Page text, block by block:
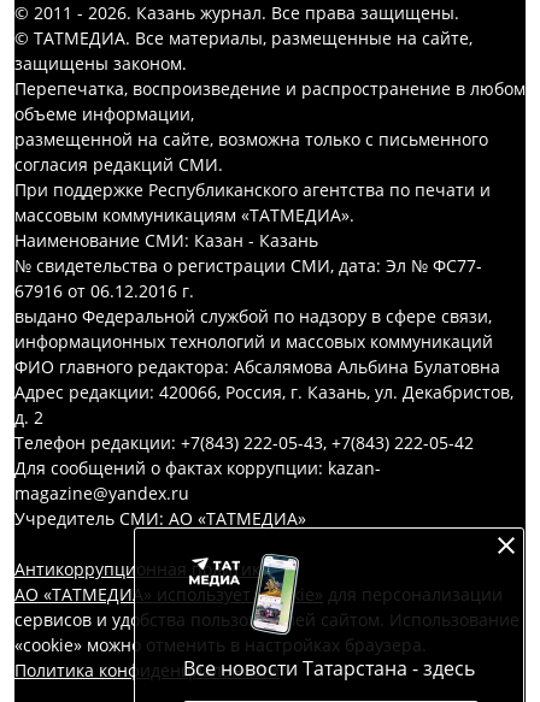
Все новости Татарстана - здесь
© 2011 - 2026. Казань журнал. Все права защищены.
© ТАТМЕДИА. Все материалы, размещенные на сайте,
защищены законом.
Перепечатка, воспроизведение и распространение в любом
объеме информации,
размещенной на сайте, возможна только с письменного
согласия редакций СМИ.
При поддержке Республиканского агентства по печати и
массовым коммуникациям «ТАТМЕДИА».
Наименование СМИ: Казан - Казань
№ свидетельства о регистрации СМИ, дата: Эл № ФС77-
67916 от 06.12.2016 г.
выдано Федеральной службой по надзору в сфере связи,
информационных технологий и массовых коммуникаций
ФИО главного редактора: Абсалямова Альбина Булатовна
Адрес редакции: 420066, Россия, г. Казань, ул. Декабристов,
д. 2
Телефон редакции: +7(843) 222-05-43, +7(843) 222-05-42
Для сообщений о фактах коррупции: kazan-
magazine@yandex.ru
Учредитель СМИ: АО «ТАТМЕДИА»
Антикоррупционная политика
АО «ТАТМЕДИА» использует «cookie» для персонализации
сервисов и удобства пользователей сайтом. Использование
«cookie» можно отменить в настройках браузера.
Политика конфиденциальности